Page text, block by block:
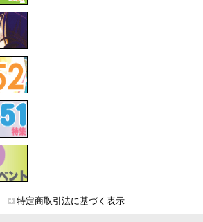
特定商取引法に基づく表示